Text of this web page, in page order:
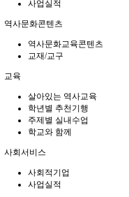
사업실적
역사문화콘텐츠
역사문화교육콘텐츠
교재/교구
교육
살아있는 역사교육
학년별 추천기행
주제별 실내수업
학교와 함께
사회서비스
사회적기업
사업실적